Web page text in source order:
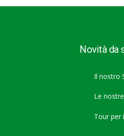
Novità da
Il nostro
Le
Tour per